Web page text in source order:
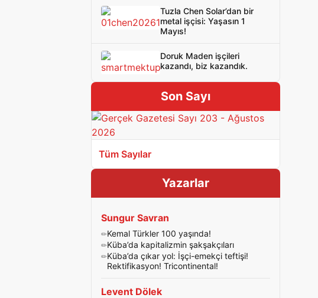
Tuzla Chen Solar’dan bir
metal işçisi: Yaşasın 1
Mayıs!
Doruk Maden işçileri
kazandı, biz kazandık.
Son Sayı
Tüm Sayılar
Yazarlar
Sungur Savran
Kemal Türkler 100 yaşında!
Küba’da kapitalizmin şakşakçıları
Küba’da çıkar yol: İşçi-emekçi teftişi!
Rektifikasyon! Tricontinental!
Levent Dölek